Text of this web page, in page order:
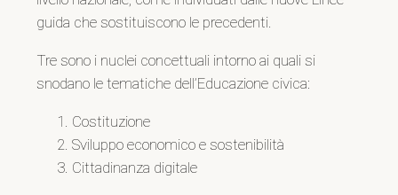
guida che sostituiscono le precedenti.
Tre sono i nuclei concettuali intorno ai quali si
snodano le tematiche dell’Educazione civica:
Costituzione
Sviluppo economico e sostenibilità
Cittadinanza digitale